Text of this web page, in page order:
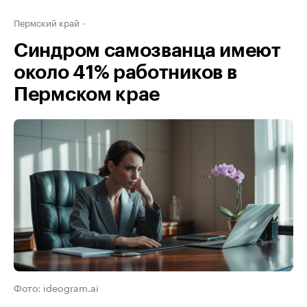
Пермский край
Синдром самозванца имеют
около 41% работников в
Пермском крае
Фото: ideogram.ai